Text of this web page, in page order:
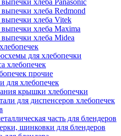
хлеба Panasonic
хлеба Redmond
хлеба Vitek
хлеба Maxima
хлеба Midea
для хлебопечки
хлебопечек
прочие
для хлебопечек
крышки хлебопечки
для диспенсеров хлебопечек
часть для блендеров
шинковки для блендеров